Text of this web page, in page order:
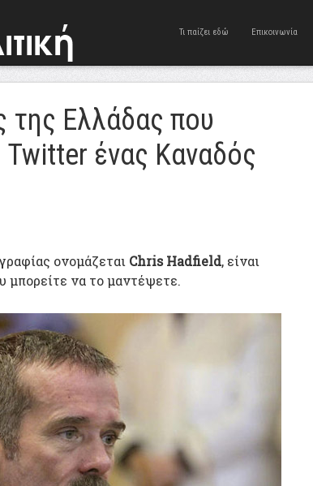
Τι παίζει εδώ Επικοινωνία
της Ελλάδας που
ένας Καναδός
ονομάζεται Chris Hadfield, είναι
μπορείτε να το μαντέψετε.